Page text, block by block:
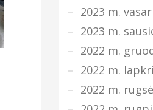
2023 m.
2023 m.
2022 m.
2022 m.
2022 m.